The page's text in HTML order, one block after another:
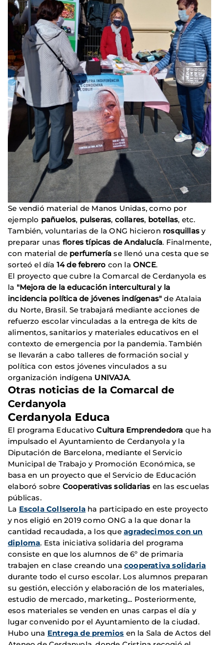
Se vendió material de Manos Unidas, como por
ejemplo pañuelos, pulseras, collares, botellas, etc.
También, voluntarias de la ONG hicieron rosquillas y
preparar unas flores típicas de Andalucía. Finalmente,
con material de perfumería se llenó una cesta que se
sorteó el día 14 de febrero con laONCE.
El proyecto que cubre la Comarcal de Cerdanyola es
la "Mejora de la educación intercultural y la
incidencia política de jóvenes indígenas" de Atalaia
du Norte, Brasil. Se trabajará mediante acciones de
refuerzo escolar vinculadas a la entrega de kits de
alimentos, sanitarios y materiales educativos en el
contexto de emergencia por la pandemia. También
se llevarán a cabo talleres de formación social y
política con estos jóvenes vinculados a su
organización indígena UNIVAJA.
Otras noticias de la Comarcal de
Cerdanyola
Cerdanyola Educa
El programa EducativoCultura Emprendedora que ha
impulsado el Ayuntamiento de Cerdanyola y la
Diputación de Barcelona, mediante el Servicio
Municipal de Trabajo y Promoción Económica, se
basa en un proyecto que el Servicio de Educación
elaboró sobre Cooperativas solidarias en las escuelas
públicas.
La Escola Collserola ha participado en este proyecto
y nos eligió en 2019 como ONG a la que donar la
cantidad recaudada, a los que agradecimos con un
diploma. Esta iniciativa solidaria del programa
consiste en que los alumnos de 6º de primaria
trabajen en clase creando una cooperativa solidaria
durante todo el curso escolar. Los alumnos preparan
su gestión, elección y elaboración de los materiales,
estudio de mercado, marketing... Posteriormente,
esos materiales se venden en unas carpas el día y
lugar convenido por el Ayuntamiento de la ciudad.
Hubo una Entrega de premios en la Sala de Actos del